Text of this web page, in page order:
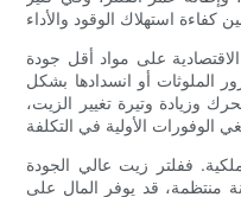
على مواد أقل جودة
الملوثات أو انسدادها بشكل
وزيادة وتيرة تغيير الزيت،
ففلتر زيت عالي الجودة
منتظمة، قد يوفر المال على